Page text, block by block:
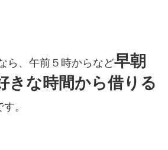
ら、午前５時からなど早朝
きな時間から借りる
。